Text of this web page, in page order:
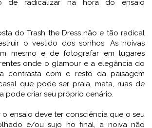
de radicalizar na hora do ensaio
do Trash the Dress não e tão radical
o vestido dos sonhos. As noivas
mesmo e de fotografar em lugares
onde o glamour e a elegância do
contrasta com e resto da paisagem
que pode ser praia, mata, ruas de
pode criar seu próprio cenário.
o ensaio deve ter consciência que o seu
e/ou sujo no final, a noiva não